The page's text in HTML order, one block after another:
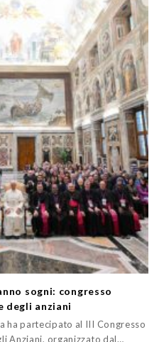
sogni: congresso
degli anziani
ha partecipato al III Congresso
Anziani, organizzato dal…